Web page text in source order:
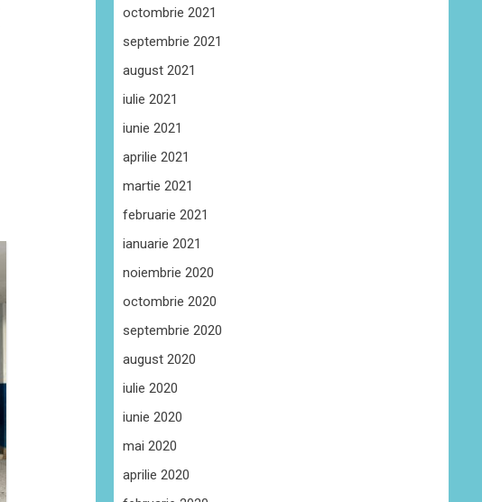
octombrie 2021
septembrie 2021
august 2021
iulie 2021
iunie 2021
aprilie 2021
martie 2021
februarie 2021
ianuarie 2021
noiembrie 2020
octombrie 2020
septembrie 2020
august 2020
iulie 2020
iunie 2020
mai 2020
aprilie 2020